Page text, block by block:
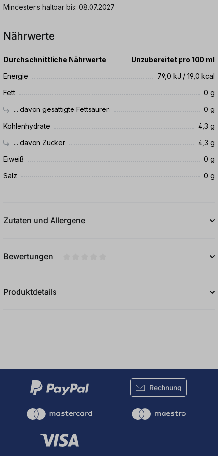
Mindestens haltbar bis: 08.07.2027
Nährwerte
Durchschnittliche Nährwerte
Unzubereitet pro 100 ml
Energie
79,0 kJ / 19,0 kcal
Fett
0 g
... davon gesättigte Fettsäuren
0 g
Kohlenhydrate
4,3 g
... davon Zucker
4,3 g
Eiweiß
0 g
Salz
0 g
Zutaten und Allergene
Bewertungen
Produktdetails
Rechnung